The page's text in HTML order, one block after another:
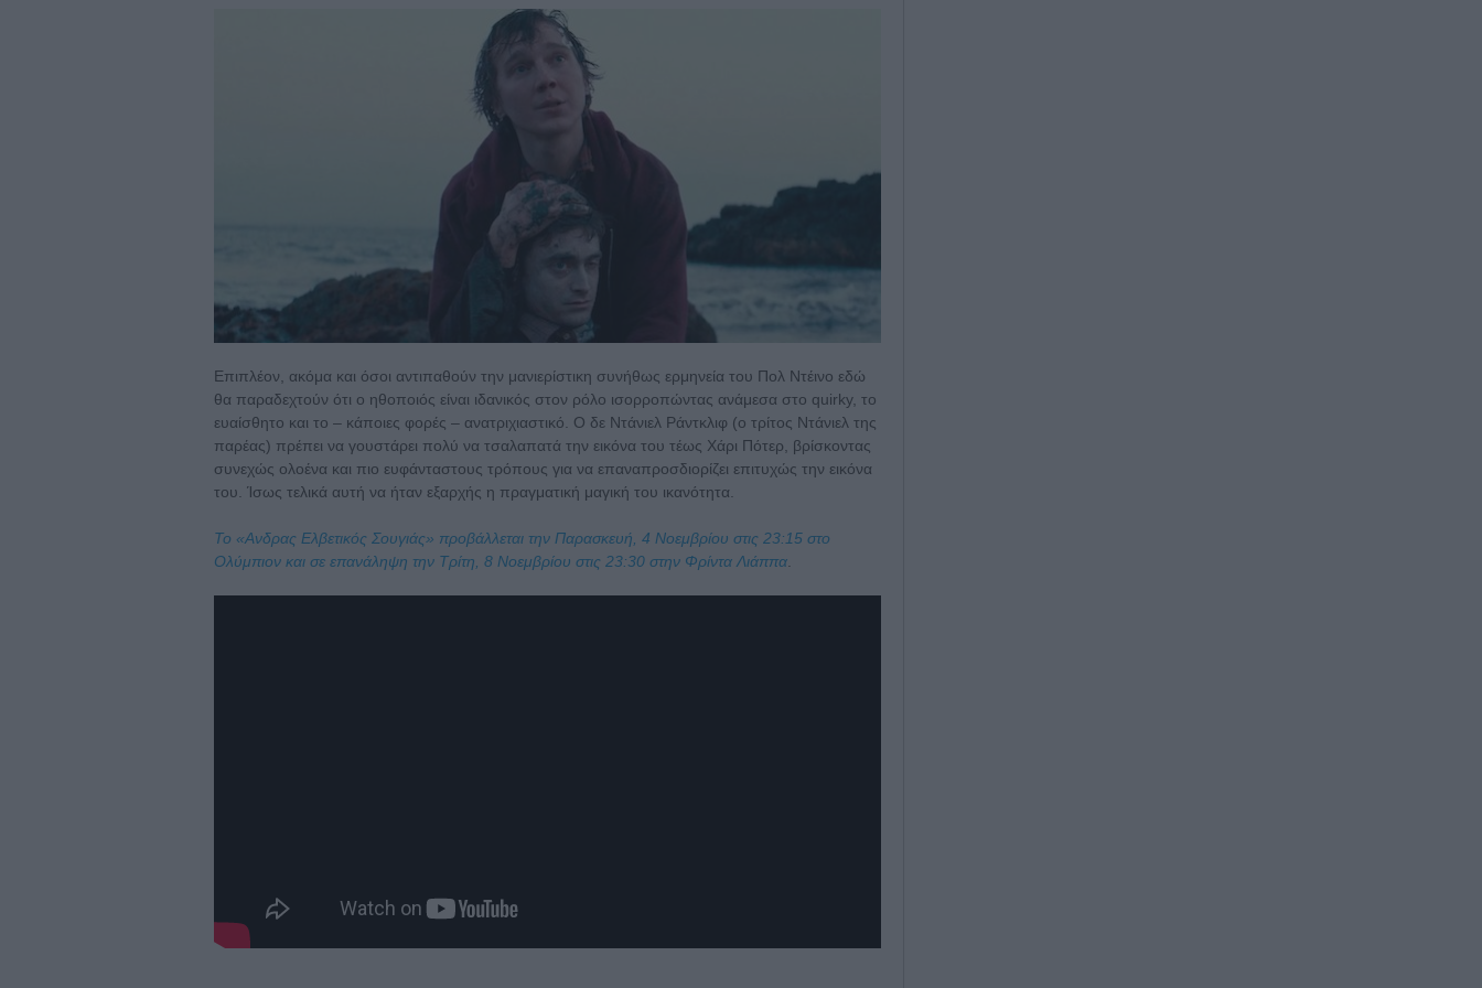
Επιπλέον, ακόμα και όσοι αντιπαθούν την μανιερίστικη συνήθως ερμηνεία του Πολ Ντέινο εδώ
θα παραδεχτούν ότι ο ηθοποιός είναι ιδανικός στον ρόλο ισορροπώντας ανάμεσα στο quirky, το
ευαίσθητο και το – κάποιες φορές – ανατριχιαστικό. Ο δε Ντάνιελ Ράντκλιφ (ο τρίτος Ντάνιελ της
παρέας) πρέπει να γουστάρει πολύ να τσαλαπατά την εικόνα του τέως Χάρι Πότερ, βρίσκοντας
συνεχώς ολοένα και πιο ευφάνταστους τρόπους για να επαναπροσδιορίζει επιτυχώς την εικόνα
του. Ίσως τελικά αυτή να ήταν εξαρχής η πραγματική μαγική του ικανότητα.
To «Ανδρας Ελβετικός Σουγιάς» προβάλλεται την Παρασκευή, 4 Νοεμβρίου στις 23:15 στο
Ολύμπιον και σε επανάληψη την Τρίτη, 8 Νοεμβρίου στις 23:30 στην Φρίντα Λιάππα